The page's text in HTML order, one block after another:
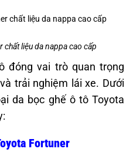
chất liệu da nappa cao cấp
đóng vai trò quan trọng
trải nghiệm lái xe. Dưới
da bọc ghế ô tô Toyota
Fortuner